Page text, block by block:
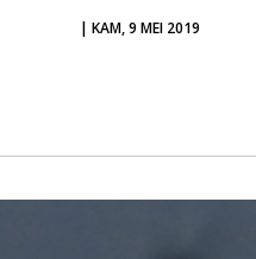
| KAM, 9 MEI 2019